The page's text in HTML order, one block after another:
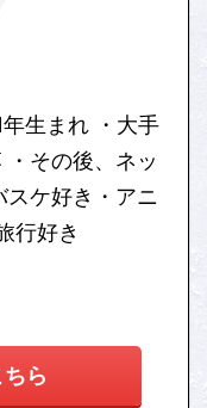
生まれ ・大手
その後、ネッ
スケ好き・アニ
行好き
ら